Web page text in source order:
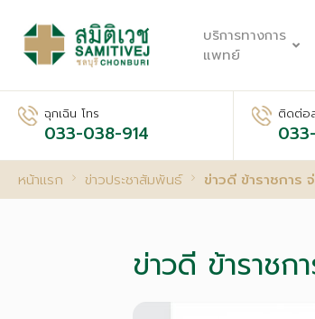
บริการทางการ
แพทย์
ฉุกเฉิน โทร
033-038-914
ติดต่อ
หน้าแรก ข่าวประชาสัมพันธ์ ข่าวดี ข้าราชการ
ข่าวดี ข้าราชก